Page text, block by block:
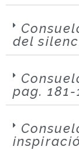
del
pag. 181-